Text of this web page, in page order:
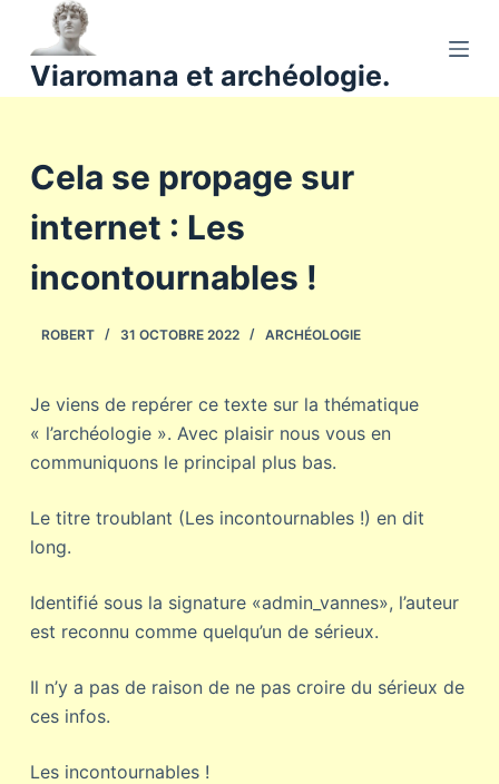
a
u
o
n
u
Viaromana et archéologie.
Cela se propage sur
internet : Les
incontournables !
ROBERT 31 OCTOBRE 2022 ARCHÉOLOGIE
Je viens de repérer ce texte sur la thématique
« l’archéologie ». Avec plaisir nous vous en
communiquons le principal plus bas.
Le titre troublant (Les incontournables !) en dit
long.
Identifié sous la signature «admin_vannes», l’auteur
est reconnu comme quelqu’un de sérieux.
Il n’y a pas de raison de ne pas croire du sérieux de
ces infos.
Les incontournables !